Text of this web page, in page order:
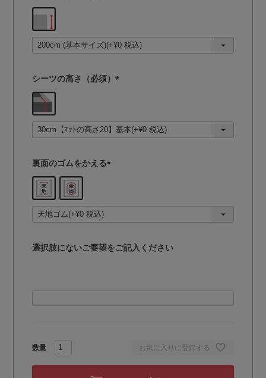
お気に入りに登録する
須
)
シーツの高さ（必須）
須
)
裏面のゴムをかえる
須
)
選択肢にないご要望をご記入ください